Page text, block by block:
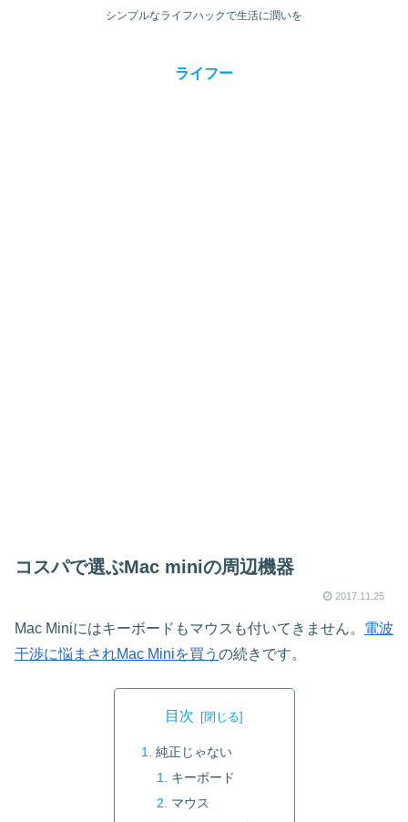
シンプルなライフハックで生活に潤いを
ライフー
コスパで選ぶMac miniの周辺機器
2017.11.25
Mac Miniにはキーボードもマウスも付いてきません。 電波
干渉に悩まされMac Miniを買う の続きです。
目次
純正じゃない
キーボード
マウス